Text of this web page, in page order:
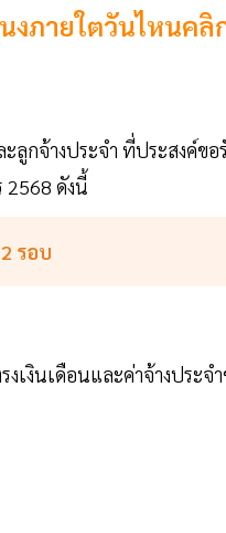
งภายใตวันไหนคลิ
ลูกจ้างประจำ ที่ประสงค์ขอ
2568 ดังนี้
รอบ
เงินเดือนและค่าจ้างประจ